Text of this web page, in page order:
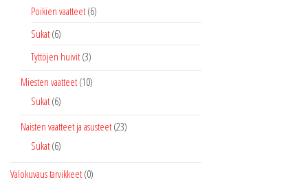
Poikien vaatteet (6)
Sukat (6)
Tyttöjen huivit (3)
Miesten vaatteet (10)
Sukat (6)
Naisten vaatteet ja asusteet (23)
Sukat (6)
Valokuvaus tarvikkeet (0)